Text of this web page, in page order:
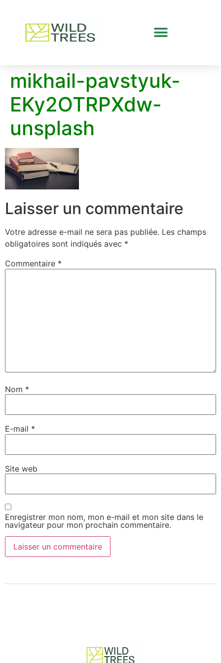
mikhail-pavstyuk-
EKy2OTRPXdw-
unsplash
Laisser un commentaire
Votre adresse e-mail ne sera pas publiée. Les champs
obligatoires sont indiqués avec *
Commentaire *
Nom *
E-mail *
Site web
Enregistrer mon nom, mon e-mail et mon site dans le
navigateur pour mon prochain commentaire.